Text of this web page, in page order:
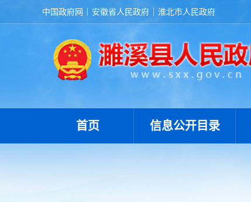
中国政府网 安徽省人民政府 淮北市人民政府
首页 信息公开目录